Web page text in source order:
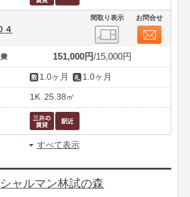
間取り表示 お問合せ
４
151,000円 15,000円
1.0ヶ月 1.0ヶ月
1K 25.38㎡
すべて表示
ャルマン林試の森